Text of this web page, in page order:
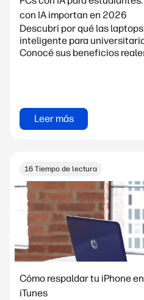
con IA importan en 2026
Descubrí por qué las
inteligente para
Conocé sus beneficios
Leer más
16 Tiempo de lectura
Cómo respaldar tu iPhone
iTunes